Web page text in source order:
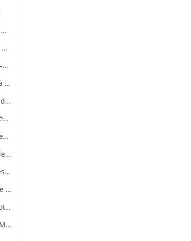
Michelbach-le-Haut, église St-Jacques le Majeur, mairie, maison 1832, fontaine, fête du pain
Helfrantzkirch, église St-Barthélémy, Hôtel de Ville 1898, maison alsacienne
Heimsbrunn, église St-Amarin, Chapelle Notre-Dame-du-Chêne, Maison Ste-Anne, mairie
Obermorschwiller, église St-Sébastien, mairie, maisons à colombages
Kappelen, Chapelle St-Wolfgang, mairie-école, les outils d'antan, chez le collectionneur de tracteurs
Steinbrunn-le-Haut, église St-Maurice, maison du 19e siècle, vue générale
Buethwiller, église St-Etienne, croix, chez les collectionneurs
Brinckheim, église St-Léonard, mairie, Winzerhisla, meule 1597, moulin
Landser, église, mairie, Stockbruna, ancienne maison des sœurs, Monastère St-Alphonse
Dietwiller, église Saint-Nicolas, mairie, Tour clocher, salle des fêtes
Sternenberg, mairie, centre du village, Papiers folies, Trotta Hisla
Souvenir du Mont des Olives - Tableau, représentant la Mort, à l'entrée du dortoir peint par Père M. Joseph (Baron de Géramb, général autrichien, mort en 1848 comme procurateur des Trappistes).